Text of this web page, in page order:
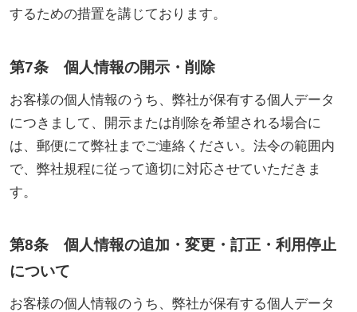
するための措置を講じております。
第7条 個人情報の開示・削除
お客様の個人情報のうち、弊社が保有する個人データ
につきまして、開示または削除を希望される場合に
は、郵便にて弊社までご連絡ください。法令の範囲内
で、弊社規程に従って適切に対応させていただきま
す。
第8条 個人情報の追加・変更・訂正・利用停止
について
お客様の個人情報のうち、弊社が保有する個人データ